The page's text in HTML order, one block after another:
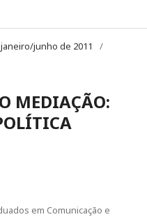
janeiro/junho de 2011
/
MEDIAÇÃO:
em Comunicação e